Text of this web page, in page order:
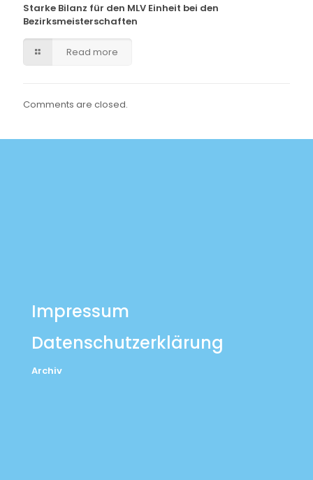
Starke Bilanz für den MLV Einheit bei den
Bezirksmeisterschaften
Read more
Comments are closed.
Impressum
Datenschutzerklärung
Archiv